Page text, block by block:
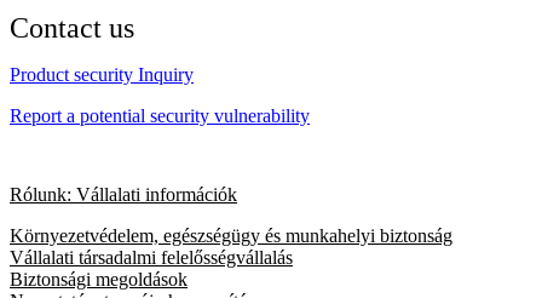
Contact us
Product security Inquiry
Report a potential security vulnerability
Rólunk: Vállalati információk
Környezetvédelem, egészségügy és munkahelyi biztonság
Vállalati társadalmi felelősségvállalás
Biztonsági megoldások